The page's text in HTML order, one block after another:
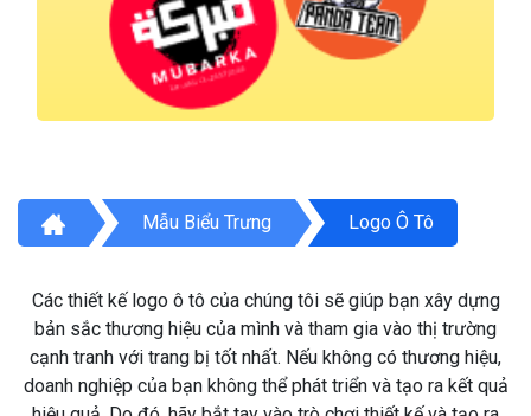
Mẫu Biểu Trưng Logo Ô Tô
Các thiết kế logo ô tô của chúng tôi sẽ giúp bạn xây dựng
bản sắc thương hiệu của mình và tham gia vào thị trường
cạnh tranh với trang bị tốt nhất. Nếu không có thương hiệu,
doanh nghiệp của bạn không thể phát triển và tạo ra kết quả